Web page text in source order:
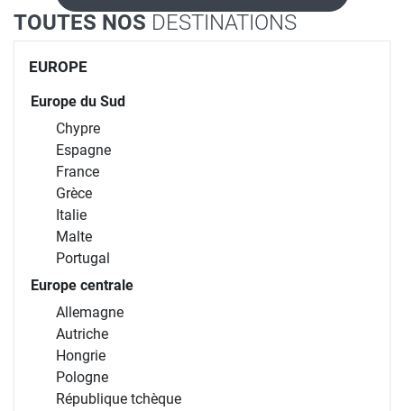
TOUTES NOS DESTINATIONS
EUROPE
Europe du Sud
Chypre
Espagne
France
Grèce
Italie
Malte
Portugal
Europe centrale
Allemagne
Autriche
Hongrie
Pologne
République tchèque